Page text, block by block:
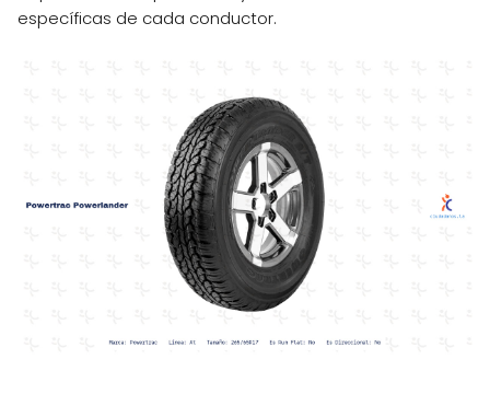
específicas de cada conductor.